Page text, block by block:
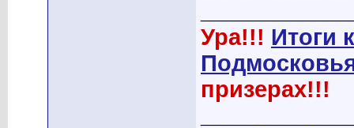
Ура!!! Итоги
призерах!!!